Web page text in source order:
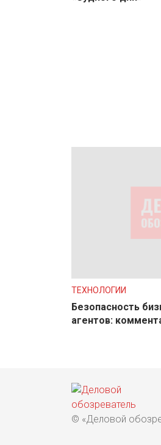
ТЕХНОЛОГИИ
Безопасность
агентов:
© «Деловой